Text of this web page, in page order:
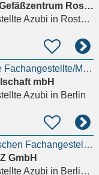
Ambulantes Herz- und Gefäßzentrum Rostock
Azubi in Rostock
Ausbildung Medizinische Fachangestellte/MFA (m/w/d)
mbH
Azubi in Berlin
Ausbildung zur Medizinischen Fachangestellten (w/m/d)
GmbH
Azubi in Berlin, Hellersdorf